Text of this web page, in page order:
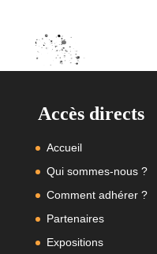
Accès directs
Accueil
Qui sommes-nous ?
Comment adhérer ?
Partenaires
Expositions